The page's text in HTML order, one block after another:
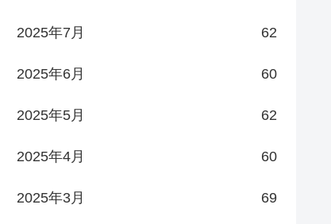
2025年7月 62
2025年6月 60
2025年5月 62
2025年4月 60
2025年3月 69